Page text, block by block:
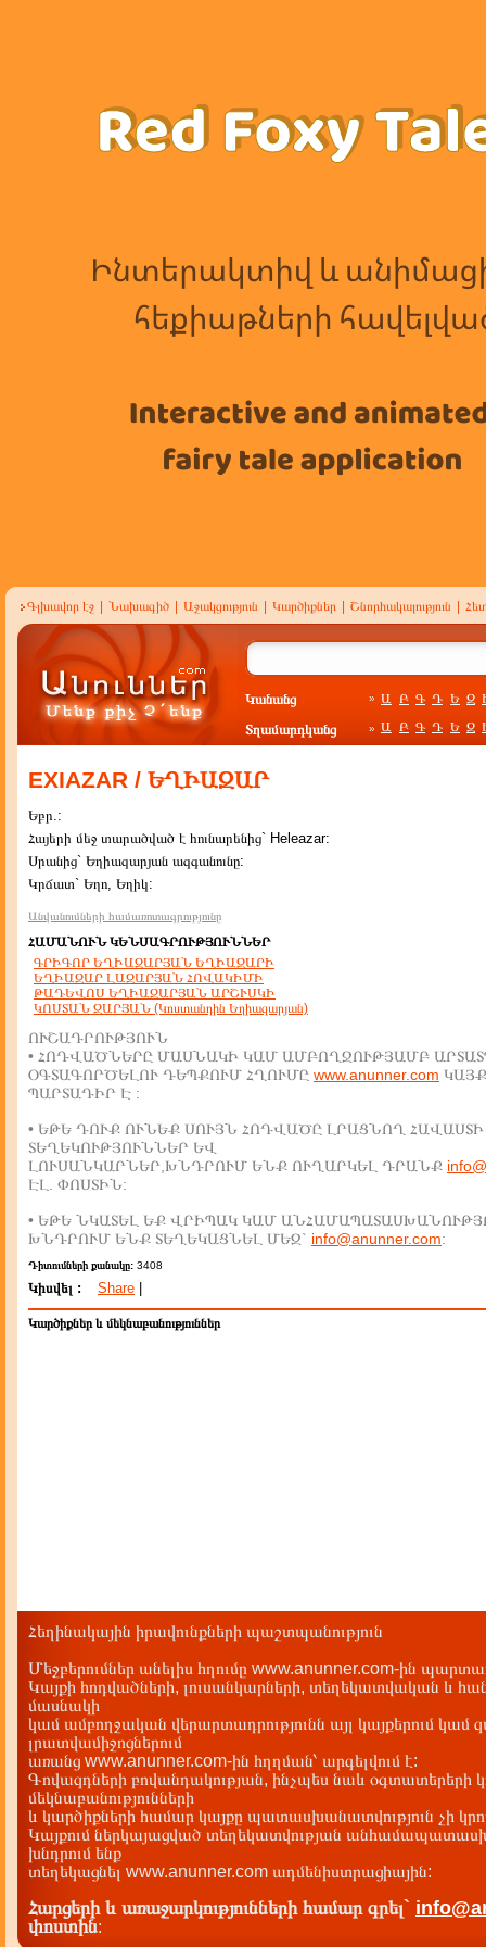
Գլխավոր էջ Նախագիծ Աջակցություն Կարծիքներ Շնորհակալություն
Կանանց » Ա Բ Գ Դ Ե Զ
Տղամարդկանց » Ա Բ Գ Դ Ե Զ
EXIAZAR / ԵՂԻԱԶԱՐ
Եբր.:
Հայերի մեջ տարածված է հունարենից` Heleazar:
Սրանից` Եղիազարյան ազգանունը:
Կրճատ` Եղո, Եղիկ:
Անվանումների համառոտագրությունը
ՀԱՄԱՆՈՒՆ ԿԵՆՍԱԳՐՈՒԹՅՈՒՆՆԵՐ
ԳՐԻԳՈՐ ԵՂԻԱԶԱՐՅԱՆ ԵՂԻԱԶԱՐԻ
ԵՂԻԱԶԱՐ ԼԱԶԱՐՅԱՆ ՀՈՎԱԿԻՄԻ
ԹԱԴԵՎՈՍ ԵՂԻԱԶԱՐՅԱՆ ԱՐՇՒՍԿԻ
ԿՈՍՏԱՆ ԶԱՐՅԱՆ (Կոստանդին Եղիազարյան)
ՈՒՇԱԴՐՈՒԹՅՈՒՆ
• ՀՈԴՎԱԾՆԵՐԸ ՄԱՍՆԱԿԻ ԿԱՄ ԱՄԲՈՂՋՈՒԹՅԱՄԲ
ՕԳՏԱԳՈՐԾԵԼՈՒ ԴԵՊՔՈՒՄ ՀՂՈՒՄԸ www.anunner.com
ՊԱՐՏԱԴԻՐ Է :
• ԵԹԵ ԴՈՒՔ ՈՒՆԵՔ ՍՈՒՅՆ ՀՈԴՎԱԾԸ ԼՐԱՑՆՈՂ ՀԱՎԱՍՏԻ
ՏԵՂԵԿՈՒԹՅՈՒՆՆԵՐ ԵՎ
ԼՈՒՍԱՆԿԱՐՆԵՐ,ԽՆԴՐՈՒՄ ԵՆՔ ՈՒՂԱՐԿԵԼ ԴՐԱՆՔ
ԷԼ. ՓՈՍՏԻՆ:
• ԵԹԵ ՆԿԱՏԵԼ ԵՔ ՎՐԻՊԱԿ ԿԱՄ
ԽՆԴՐՈՒՄ ԵՆՔ ՏԵՂԵԿԱՑՆԵԼ ՄԵԶ` info@anunner.com:
Դիտումների քանակը: 3408
Կիսվել : Share
Կարծիքներ և մեկնաբանություններ
Հեղինակային իրավունքների պաշտպանություն
Մեջբերումներ անելիս հղումը www.anunner.com-ին
Կայքի հոդվածների, լուսանկարների, տեղեկատվական և
մասնակի
կամ ամբողջական վերարտադրությունն այլ կայքերում կամ
լրատվամիջոցներում
առանց www.anunner.com-ին հղղման՝ արգելվում է:
Գովազդների բովանդակության, ինչպես նաև օգտատերերի
մեկնաբանությունների
և կարծիքների համար կայքը պատասխանատվություն չի
Կայքում ներկայացված տեղեկատվության
խնդրում ենք
տեղեկացնել www.anunner.com ադմենիստրացիային:
Հարցերի և առաջարկությունների համար գրել`
փոստին: